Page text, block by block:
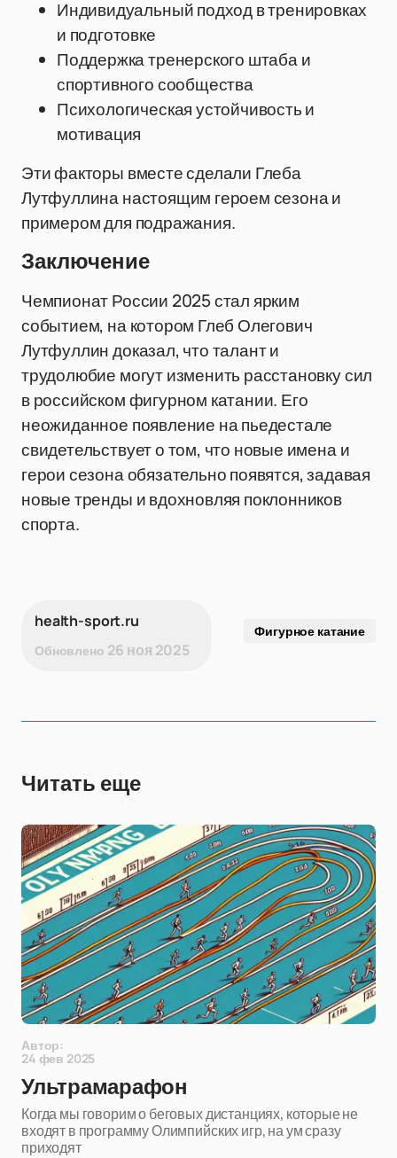
Индивидуальный подход в тренировках
и подготовке
Поддержка тренерского штаба и
спортивного сообщества
Психологическая устойчивость и
мотивация
Эти факторы вместе сделали Глеба
Лутфуллина настоящим героем сезона и
примером для подражания.
Заключение
Чемпионат России 2025 стал ярким
событием, на котором Глеб Олегович
Лутфуллин доказал, что талант и
трудолюбие могут изменить расстановку сил
в российском фигурном катании. Его
неожиданное появление на пьедестале
свидетельствует о том, что новые имена и
герои сезона обязательно появятся, задавая
новые тренды и вдохновляя поклонников
спорта.
health-sport.ru
Обновлено 26 ноя 2025
Фигурное катание
Читать еще
Автор:
24 фев 2025
Ультрамарафон
Когда мы говорим о беговых дистанциях, которые не
входят в программу Олимпийских игр, на ум сразу
приходят